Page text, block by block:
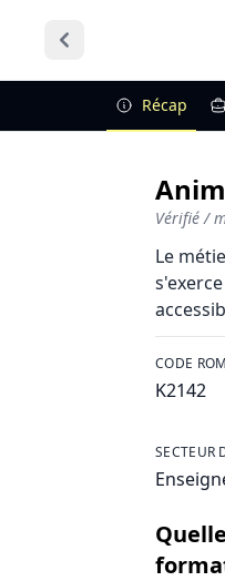
Récap
Vérifié /
Le
CODE
K2142
SECTEUR